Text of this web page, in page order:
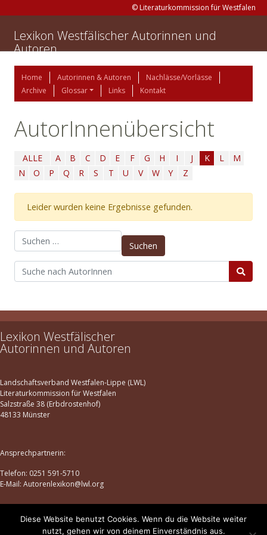
© Literaturkommission für Westfalen
Lexikon Westfälischer Autorinnen und
Autoren
Home Autorinnen & Autoren
Nachlässe/Vorlässe
Archive
Glossar Links Kontakt
AutorInnenübersicht
ALLE A B C D E F G H I J K L
M
N
O P Q R S T U V W Y Z
Leider wurden keine Ergebnisse gefunden.
Suchen nach:
Lexikon Westfälischer
Autorinnen und Autoren
Landschaftsverband Westfalen-Lippe (LWL)
Literaturkommission für Westfalen
Salzstraße 38 (Erbdrostenhof)
48133 Münster
Ansprechpartnerin:
Telefon: 0251 591-5710
E-Mail: Autorenlexikon@lwl.org
Datenschutz |Impressum
Diese Website benutzt Cookies. Wenn du die Website weiter
nutzt, gehen wir von deinem Einverständnis aus.